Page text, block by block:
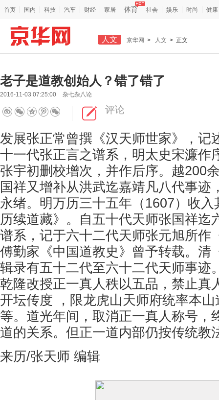
首页 国内 科技 汽车 财经 家居 体育 社会 娱乐 时尚 健康
人文 京华网 > 人文 > 正文
老子是道教创始人？错了错了
2016-11-03 07:25:00 杂七杂八论
评论
发展张正常曾撰《汉天师世家》，记
十一代张正言之谱系，明太史宋濂作
张宇初删校增次，并作后序。越200
国祥又增补从洪武迄嘉靖凡八代事迹
永绪。明万历三十五年（1607）收
历续道藏》。自五十代天师张国祥迄
谱系，记于六十二代天师张元旭所作
傅勤家《中国道教史》曾予转载。清
辑录有五十二代至六十二代天师事迹
乾隆改授正一真人秩以五品，禁止真
开坛传度 ，限龙虎山天师府统率本
等。道光年间，取消正一真人称号，
道的关系。但正一道内部仍按传统教
来历/张天师 编辑